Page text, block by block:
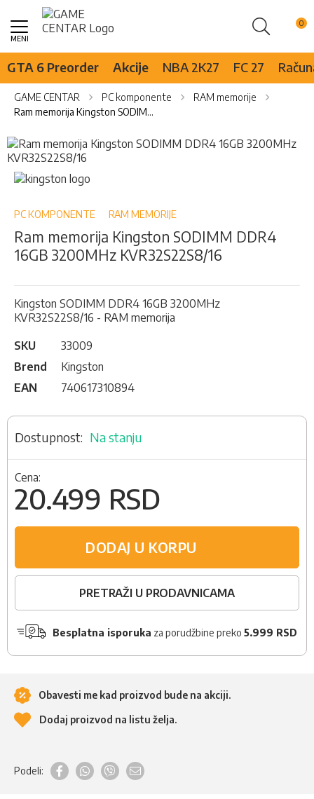
Pretraži
Skip
Content
GTA 6 Preorder Akcije NBA 2K27 FC 27
GAME CENTAR PC komponente
RAM memorije
Ram memorija Kingston SODIMM DDR4 16GB 3200MHz KVR32S22S8/16
Skip
to
the
end
the
gallery
Skip
to
beginning
the
images
PC KOMPONENTE RAM MEMORIJE
Ram memorija Kingston SODIMM DDR4
16GB 3200MHz KVR32S22S8/16
Kingston SODIMM DDR4 16GB 3200MHz
KVR32S22S8/16 - RAM memorija
SKU
33009
Brend
Kingston
EAN
740617310894
Na stanju
Cena:
20.499 RSD
DODAJ U KORPU
PRETRAŽI U PRODAVNICAMA
Besplatna isporuka za porudžbine preko 5.999 RSD
Obavesti me kad proizvod bude na akciji.
Dodaj proizvod na listu želja.
Podeli: